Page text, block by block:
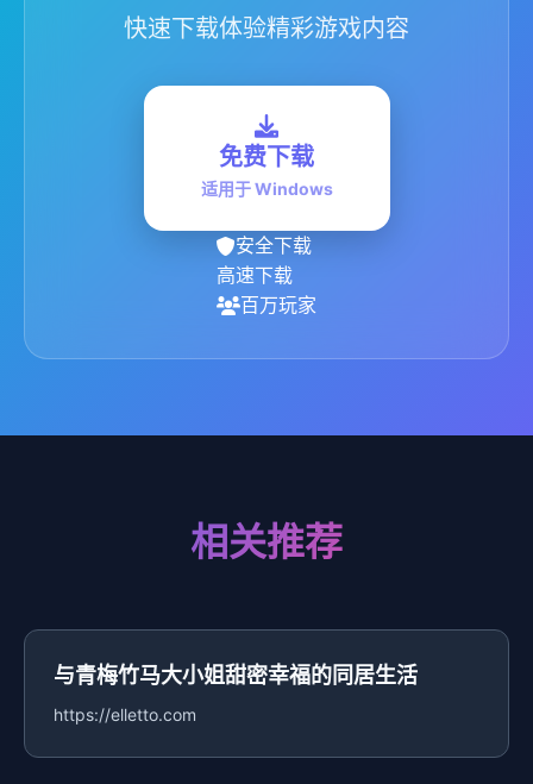
快速下载体验精彩游戏内容
免费下载
适用于 Windows
安全下载
高速下载
百万玩家
相关推荐
与青梅竹马大小姐甜密幸福的同居生活
https://elletto.com